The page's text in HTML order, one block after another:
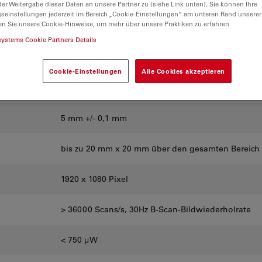
für das Bodenstativmikroskop
4,0 μm
5 mm +/- 0,1 mm
bis zu 20 mm x 20 mm über den gesamten
1920 x 1080 Pixel
> 36000 Scans/s, 30Hz B-Scan-Bildwiederholrate
< 750 μW
Weitergabe dieser Daten an unsere Partner zu (siehe Link unten). Sie können Ihre
jederzeit im Bereich „Cookie-Einstellungen“ am unteren Rand
Sie unsere Cookie-Hinweise, um mehr über unsere Praktiken zu erfahren
Cookie Partners Details
Cookie-Einstellungen Alle Cookies akzeptieren